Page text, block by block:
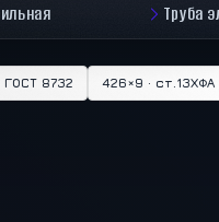
Труба
ГОСТ 8732 426×9 · ст.13ХФА